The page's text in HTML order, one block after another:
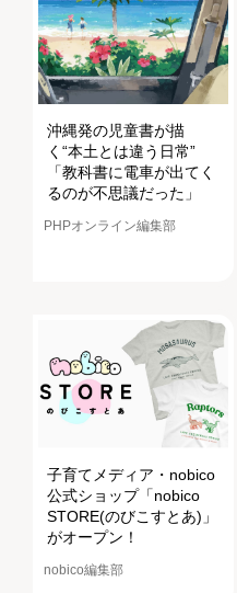
沖縄発の児童書が描
く“本土とは違う日常”
「教科書に電車が出てく
るのが不思議だった」
PHPオンライン編集部
子育てメディア・nobico
公式ショップ「nobico
STORE(のびこすとあ)」
がオープン！
nobico編集部